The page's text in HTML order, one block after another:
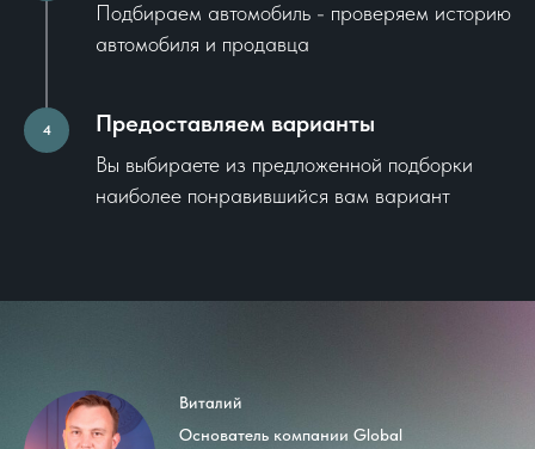
Подбираем автомобиль - проверяем историю
автомобиля и продавца
4 Предоставляем варианты
Вы выбираете из предложенной подборки
наиболее понравившийся вам вариант
Основатель компании Global
Виталий